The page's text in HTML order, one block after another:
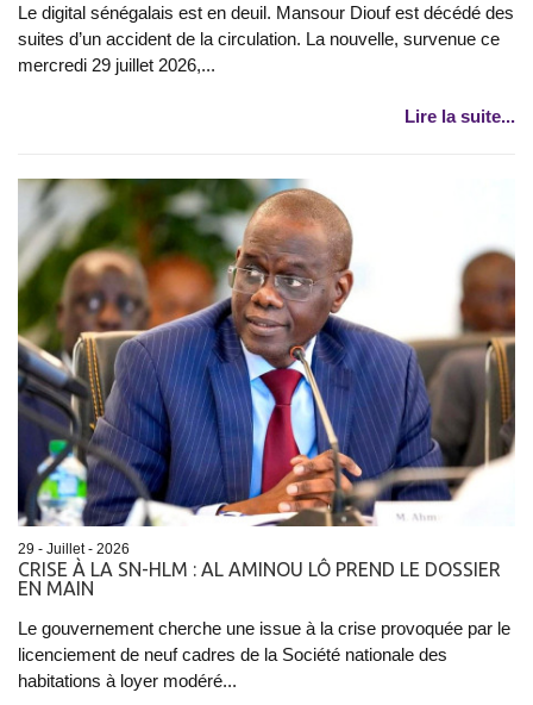
Le digital sénégalais est en deuil. Mansour Diouf est décédé des
suites d’un accident de la circulation. La nouvelle, survenue ce
mercredi 29 juillet 2026,...
Lire la suite...
29 - Juillet - 2026
CRISE À LA SN-HLM : AL AMINOU LÔ PREND LE DOSSIER
EN MAIN
Le gouvernement cherche une issue à la crise provoquée par le
licenciement de neuf cadres de la Société nationale des
habitations à loyer modéré...